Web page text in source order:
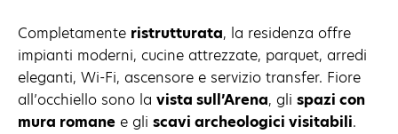
Completamente ristrutturata, la residenza offre
impianti moderni, cucine attrezzate, parquet, arredi
eleganti, Wi-Fi, ascensore e servizio transfer. Fiore
all’occhiello sono la vista sull’Arena, gli spazi con
mura romane e gli scavi archeologici visitabili.